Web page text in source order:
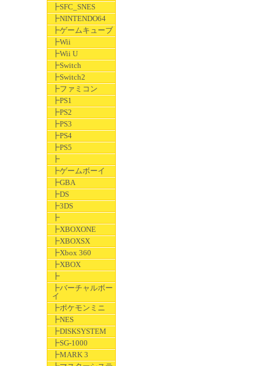
┣SFC_SNES
┣NINTENDO64
┣ゲームキューブ
┣Wii
┣Wii U
┣Switch
┣Switch2
┣ファミコン
┣PS1
┣PS2
┣PS3
┣PS4
┣PS5
┣
┣ゲームボーイ
┣GBA
┣DS
┣3DS
┣
┣XBOXONE
┣XBOXSX
┣Xbox 360
┣XBOX
┣
┣バーチャルボー
イ
┣ポケモンミニ
┣NES
┣DISKSYSTEM
┣SG-1000
┣MARK 3